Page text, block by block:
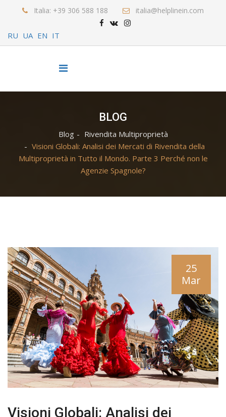
Italia: +39 306 588 188 italia@helplinein.com
RU UA EN IT
BLOG
Blog
Rivendita Multiproprietà
Visioni Globali: Analisi dei Mercati di Rivendita della
Multiproprietà in Tutto il Mondo. Parte 3 Perché non le
Agenzie Spagnole?
25
Mar
Visioni Globali: Analisi dei